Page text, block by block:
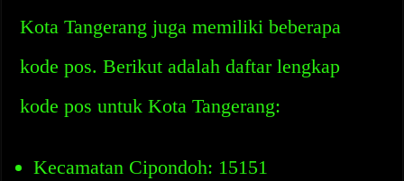
Kota Tangerang juga memiliki beberapa
kode pos. Berikut adalah daftar lengkap
kode pos untuk Kota Tangerang:
Kecamatan Cipondoh: 15151